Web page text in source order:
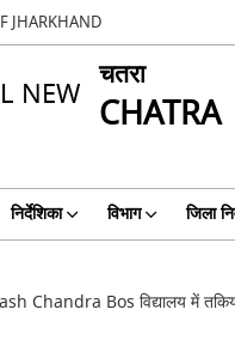
JHARKHAND
चतरा
CHATRA
निर्देशिका विभाग जिला
Chandra Bos विद्यालय में तकिया,